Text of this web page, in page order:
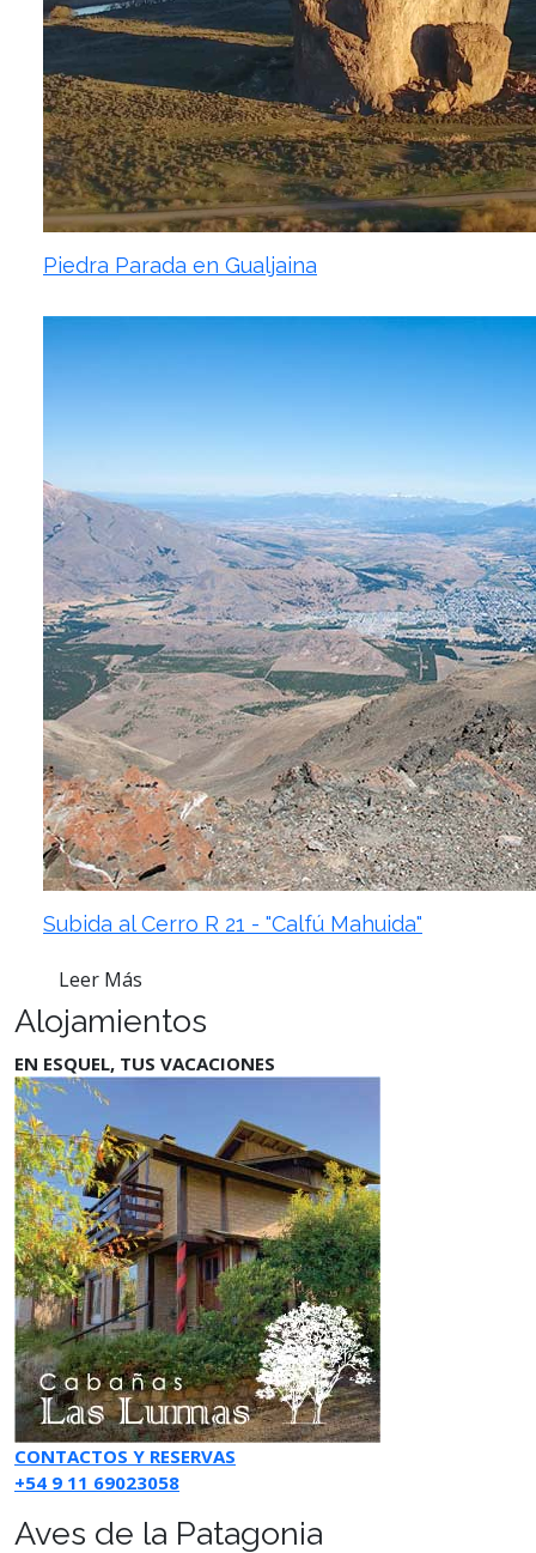
Piedra Parada en Gualjaina
Subida al Cerro R 21 - "Calfú Mahuida"
Leer Más
Alojamientos
EN ESQUEL, TUS VACACIONES
CONTACTOS Y RESERVAS
+54 9 11 69023058
Aves de la Patagonia